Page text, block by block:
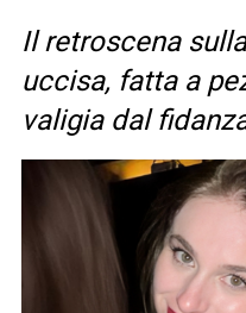
Il retroscena
uccisa, fatta a
valigia dal